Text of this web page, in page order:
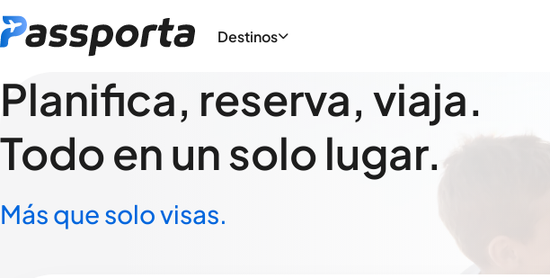
Destinos
Planifica, reserva, viaja.
Todo en un solo lugar.
Más que solo visas.